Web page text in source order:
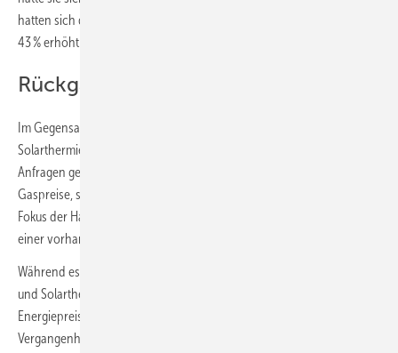
hatten sich die Solarthermie-Nachfragen gegenüber 2020 bereits um
43 % erhöht.
Rückgang bei Gas-Heizungen
Im Gegensatz zu Heizungs-Wärmepumpen hatte es bei der
Solarthermie im Herbst 2021 lediglich eine geringe Steigerung an
Anfragen gegeben. Nun aber, angesichts massiv steigender
Gaspreise, scheint die Option einer Solarheizung verstärkt in den
Fokus der Hausbesitzer zu rücken, beispielsweise als Ergänzung zu
einer vorhandenen Gas-Heizung.
Während es bei den regenerativen Heizungssysteme Wärmepumpe
und Solarthermie im Frühjahr 2022 angesichts stark steigender
Energiepreise deutliche Zuwächse gab, sieht es bei der in der
Vergangenheit stets beliebten Gas-Heizung ganz anders aus. DAA hat